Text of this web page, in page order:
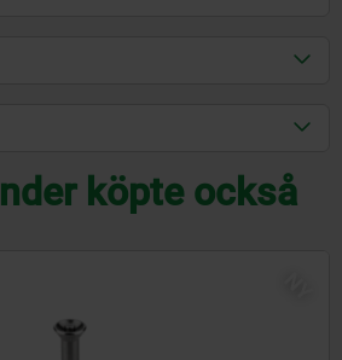
köpte också